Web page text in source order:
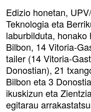
Edizio honetan,
Teknologia eta
laburbilduta,
Bilbon, 14 Vitoria-
tailer (14 Vitoria-
Donostian), 21
Bilbon eta 3
ikuskizun eta
egitarau